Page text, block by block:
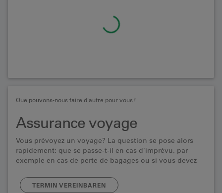
Que pouvons-nous faire d'autre pour vous?
Assurance voyage
Vous prévoyez un voyage? La question se pose alors
rapidement: que se passe-t-il en cas d'imprévu, par
exemple en cas de perte de bagages ou si vous devez
minute?
TERMIN VEREINBAREN